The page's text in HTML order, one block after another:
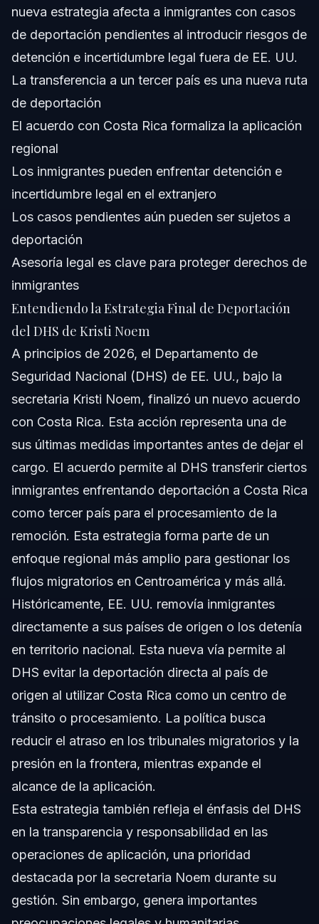
Preguntas Frecuentes
¿Cuál es la nueva vía de deportación a través de Costa
¿Quiénes están afectados por la última medida de DHS
de Kristi Noem?
¿Cuáles son los riesgos de la detención fuera de EE.
bajo esta nueva política?
¿Qué es una transferencia de deportación a un tercer
¿Esta política afecta específicamente a los Dreamers?
¿Qué debo hacer si recibo una notificación de
transferencia a un tercer país?
Charlotte o Florida?
Fuentes y Referencias
nueva estrategia afecta a inmigrantes con casos
de deportación pendientes al introducir riesgos de
detención e incertidumbre legal fuera de EE. UU.
La transferencia a un tercer país es una nueva ruta
de deportación
El acuerdo con Costa Rica formaliza la aplicación
regional
Los inmigrantes pueden enfrentar detención e
incertidumbre legal en el extranjero
Los casos pendientes aún pueden ser sujetos a
deportación
Asesoría legal es clave para proteger derechos de
inmigrantes
Entendiendo la Estrategia Final de Deportación
del DHS de Kristi Noem
A principios de 2026, el Departamento de
Seguridad Nacional (DHS) de EE. UU., bajo la
secretaria Kristi Noem, finalizó un nuevo acuerdo
con Costa Rica. Esta acción representa una de
sus últimas medidas importantes antes de dejar el
cargo. El acuerdo permite al DHS transferir ciertos
inmigrantes enfrentando deportación a Costa Rica
como tercer país para el procesamiento de la
remoción. Esta estrategia forma parte de un
enfoque regional más amplio para gestionar los
flujos migratorios en Centroamérica y más allá.
Históricamente, EE. UU. removía inmigrantes
directamente a sus países de origen o los detenía
en territorio nacional. Esta nueva vía permite al
DHS evitar la deportación directa al país de
origen al utilizar Costa Rica como un centro de
tránsito o procesamiento. La política busca
reducir el atraso en los tribunales migratorios y la
presión en la frontera, mientras expande el
alcance de la aplicación.
Esta estrategia también refleja el énfasis del DHS
en la transparencia y responsabilidad en las
operaciones de aplicación, una prioridad
destacada por la secretaria Noem durante su
gestión. Sin embargo, genera importantes